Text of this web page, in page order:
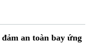
điểm.an toàn bay ứng